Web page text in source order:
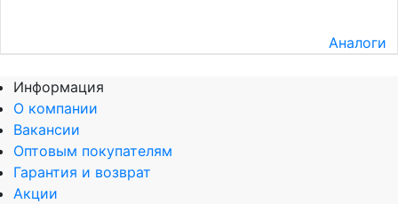
Аналоги
Информация
О компании
Вакансии
Оптовым покупателям
Гарантия и возврат
Акции